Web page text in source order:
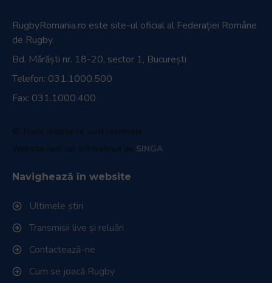
RugbyRomania.ro este site-ul oficial al Federației Române
de Rugby.
Bd. Mărăști nr. 18-20, sector 1, București
Telefon: 031.1000.500
Fax: 031.1000.400
© Toate drepturile sunt rezervate.
Website realizat și întreținut de SINGA
Navighează în website
Ultimele știri
Transmisii live și reluări
Contactează-ne
Cum se joacă Rugby